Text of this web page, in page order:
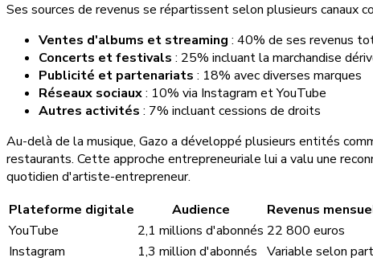
Ses sources de revenus se répartissent selon plusieurs canaux
Ventes d'albums et streaming : 40% de ses revenus
Concerts et festivals : 25% incluant la marchandise
Publicité et partenariats : 18% avec diverses marques
Réseaux sociaux: 10% via Instagram et YouTube
Autres activités : 7% incluant cessions de droits
Au-delà de la musique, Gazo a développé plusieurs entités
restaurants. Cette approche entrepreneuriale lui a valu une
quotidien d'artiste-entrepreneur.
Plateforme digitale
Audience
Revenus
YouTube
2,1 millions d'abonnés 22 800 euros
Instagram
1,3 million d'abonnés Variable selon